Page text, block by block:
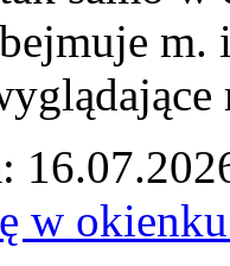
m.
w